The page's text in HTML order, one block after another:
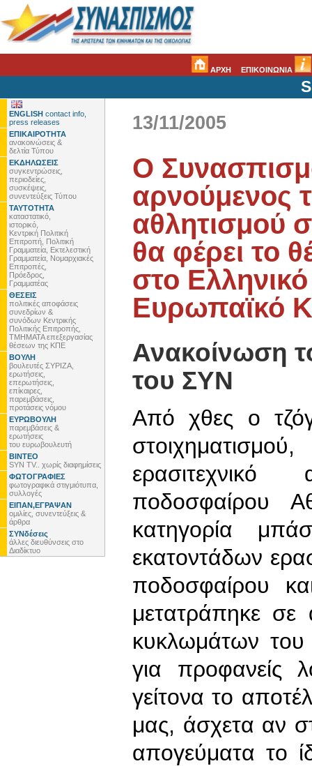
ΑΡΧΗ ΕΠΙΚΟΙΝΩΝΙΑ
ENGLISH contact info,
press releases
ΕΠΙΚΑΙΡΟΤΗΤΑ
ανακοινώσεις &
δελτία Τύπου
ΕΚΔΗΛΩΣΕΙΣ
συγκεντρώσεις,
περιοδείες,
συσκέψεις,
συνεντεύξεις Τύπου
ΤΑΥΤΟΤΗΤΑ
καταστατικό,
ιστορικό,
Κεντρική Πολιτική
Επιτροπή, Πολιτική
Γραμματεία, Εκτελεστική
Γραμματεία, Νομαρχιακές
Επιτροπές,
Πρόεδρος,
Γραμματέας
ΘΕΣΕΙΣ
πολιτικές αποφάσεις
συνεδρίων &
συνόδων Κεντρικής
Πολιτικής Επιτροπής,
ΤΜΗΜΑΤΑ επεξεργασίας
θέσεων της ΚΠΕ
ΒΟΥΛΗ
βουλευτές ΣΥΡΙΖΑ,
ερωτήσεις,
επερωτήσεις,
επίκαιρες,
παρεμβάσεις,
προτάσεις νόμου
ΕΥΡΩΒΟΥΛΗ
παρεμβάσεις &
ερωτήσεις
του ευρωβουλευτή
ΒΙΝΤΕΟ
SYN TV.. χωρίς διαφημίσεις
ΦΩΤΟΓΡΑΦΙΕΣ
φωτογραφικά στιγμιότυπα,
συλλογές
ΕΙΠΑΝ,ΕΓΡΑΨΑΝ
ομιλίες, συνεντεύξεις &
άρθρα
ΣΥΝδέσεις
άλλες διευθύνσεις στο
Διαδίκτυο
13/11/2005
Ο
αρνούμενος
αθλητισμού
θα φέρει το
στο
Ευρωπαϊκό
Ανακοίνωση
του ΣΥΝ
Από χθες ο
ποδοσφαίρου
κατηγορία
εκατοντάδων
ποδοσφαίρου
μετατράπηκε σε
κυκλωμάτων
για προφανείς
γείτονα το
μας, άσχετα αν
απογεύματα το